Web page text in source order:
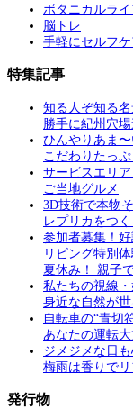
ボタニカルライ
脳トレ
手軽にセルフ
特集記事
知る人ぞ知る
勝手に紀州穴
ひんやりあま
こだわりたっ
サービスエリ
ご当地グルメ
3D技術で本物
レプリカをつ
参加者募集！
リビング特別
夏休み！ 親子
私たちの視線・
身近な自然が世
自転車の“青切
あなたの運転大
ジメジメな日も
梅雨は香りでリ
発行物